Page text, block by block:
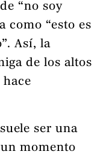
“no soy
como “esto es
Así, la
de los altos
hace
ser una
momento